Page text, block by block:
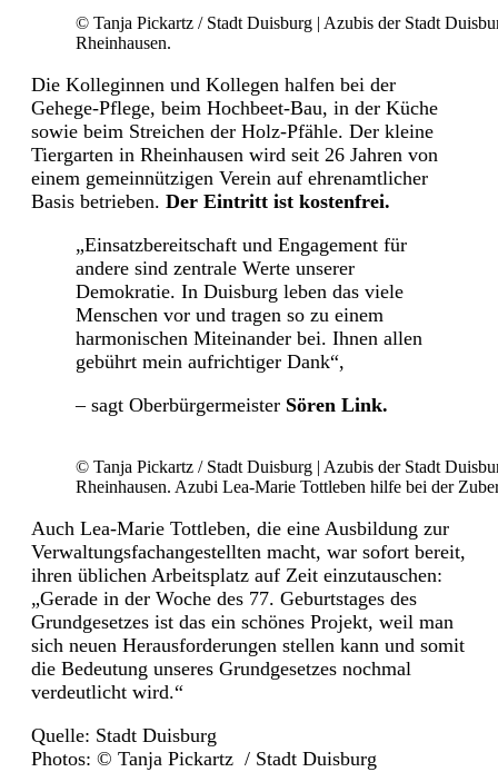
© Tanja Pickartz / Stadt Duisburg | Azubis der Stadt
Rheinhausen.
Die Kolleginnen und Kollegen halfen bei der
Gehege-Pflege, beim Hochbeet-Bau, in der Küche
sowie beim Streichen der Holz-Pfähle. Der kleine
Tiergarten in Rheinhausen wird seit 26 Jahren von
einem gemeinnützigen Verein auf ehrenamtlicher
Basis betrieben. Der Eintritt ist kostenfrei.
„Einsatzbereitschaft und Engagement für
andere sind zentrale Werte unserer
Demokratie. In Duisburg leben das viele
Menschen vor und tragen so zu einem
harmonischen Miteinander bei. Ihnen allen
gebührt mein aufrichtiger Dank“,
– sagt Oberbürgermeister Sören Link.
© Tanja Pickartz / Stadt Duisburg | Azubis der Stadt
Rheinhausen. Azubi Lea-Marie Tottleben hilfe bei der
Auch Lea-Marie Tottleben, die eine Ausbildung zur
Verwaltungsfachangestellten macht, war sofort bereit,
ihren üblichen Arbeitsplatz auf Zeit einzutauschen:
„Gerade in der Woche des 77. Geburtstages des
Grundgesetzes ist das ein schönes Projekt, weil man
sich neuen Herausforderungen stellen kann und somit
die Bedeutung unseres Grundgesetzes nochmal
verdeutlicht wird.“
Quelle: Stadt Duisburg
Photos: © Tanja Pickartz / Stadt Duisburg